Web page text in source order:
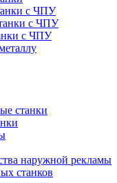
с ЧПУ
с ЧПУ
с ЧПУ
станки
наружной рекламы
станков